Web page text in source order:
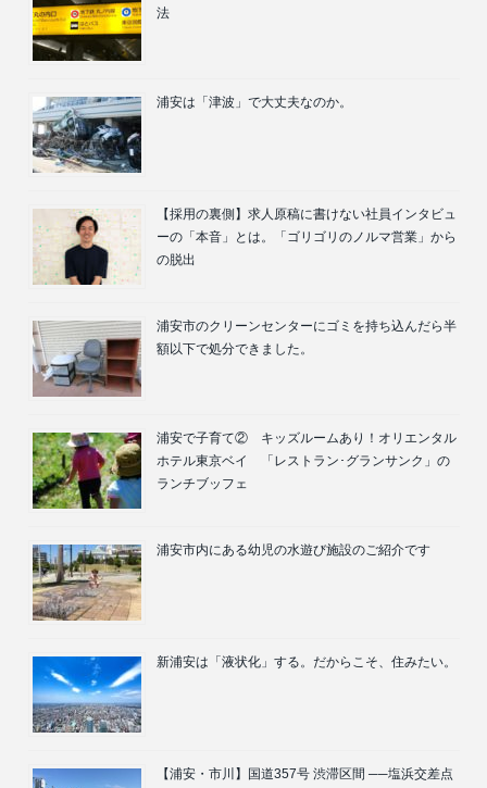
法
浦安は「津波」で大丈夫なのか。
【採用の裏側】求人原稿に書けない社員インタビュ
ーの「本音」とは。「ゴリゴリのノルマ営業」から
の脱出
浦安市のクリーンセンターにゴミを持ち込んだら半
額以下で処分できました。
浦安で子育て② キッズルームあり！オリエンタル
ホテル東京ベイ 「レストラン･グランサンク」の
ランチブッフェ
浦安市内にある幼児の水遊び施設のご紹介です
新浦安は「液状化」する。だからこそ、住みたい。
【浦安・市川】国道357号 渋滞区間 ──塩浜交差点